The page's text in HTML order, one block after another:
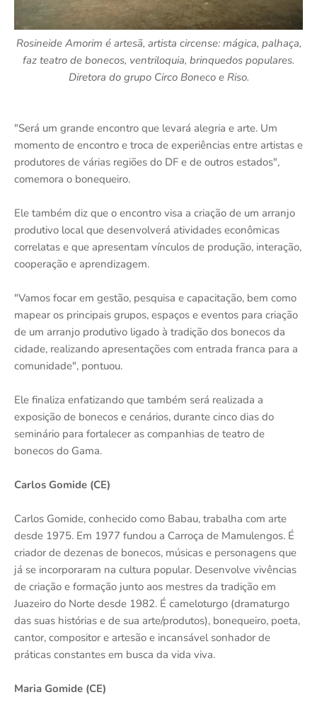
Rosineide Amorim é artesã, artista circense: mágica, palhaça,
faz teatro de bonecos, ventriloquia, brinquedos populares.
Diretora do grupo Circo Boneco e Riso.
"Será um grande encontro que levará alegria e arte. Um
momento de encontro e troca de experiências entre artistas e
produtores de várias regiões do DF e de outros estados",
comemora o bonequeiro.
Ele também diz que o encontro visa a criação de um arranjo
produtivo local que desenvolverá atividades econômicas
correlatas e que apresentam vínculos de produção, interação,
cooperação e aprendizagem.
"Vamos focar em gestão, pesquisa e capacitação, bem como
mapear os principais grupos, espaços e eventos para criação
de um arranjo produtivo ligado à tradição dos bonecos da
cidade, realizando apresentações com entrada franca para a
comunidade", pontuou.
Ele finaliza enfatizando que também será realizada a
exposição de bonecos e cenários, durante cinco dias do
seminário para fortalecer as companhias de teatro de
bonecos do Gama.
Carlos Gomide (CE)
Carlos Gomide, conhecido como Babau, trabalha com arte
desde 1975. Em 1977 fundou a Carroça de Mamulengos. É
criador de dezenas de bonecos, músicas e personagens que
já se incorporaram na cultura popular. Desenvolve vivências
de criação e formação junto aos mestres da tradição em
Juazeiro do Norte desde 1982. É cameloturgo (dramaturgo
das suas histórias e de sua arte/produtos), bonequeiro, poeta,
cantor, compositor e artesão e incansável sonhador de
práticas constantes em busca da vida viva.
Maria Gomide (CE)